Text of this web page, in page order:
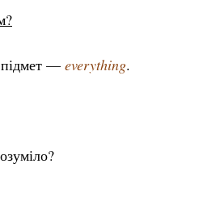
підмет — everything.